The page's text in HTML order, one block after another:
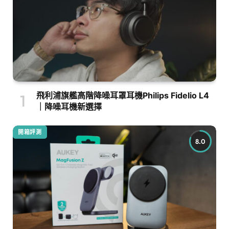
飛利浦旗艦高階降噪耳罩耳機Philips Fidelio L4
｜降噪耳機新選擇
8.0
開箱評測